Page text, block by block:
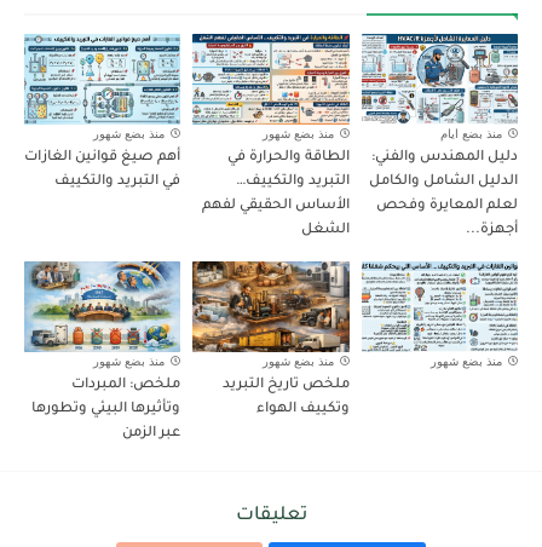
منذ بضع ايام
دليل المهندس والفني:
الدليل الشامل والكامل
لعلم المعايرة وفحص
أجهزة...
منذ بضع شهور
الطاقة والحرارة في
التبريد والتكييف…
الأساس الحقيقي لفهم
الشغل
منذ بضع شهور
أهم صيغ قوانين الغازات
في التبريد والتكييف
منذ بضع شهور منذ بضع شهور
ملخص تاريخ التبريد
وتكييف الهواء
منذ بضع شهور
ملخص: المبردات
وتأثيرها البيئي وتطورها
عبر الزمن
تعليقات